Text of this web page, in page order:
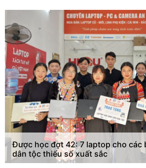
Được học đợt 42: 7 laptop cho các
dân tộc thiểu số xuất sắc